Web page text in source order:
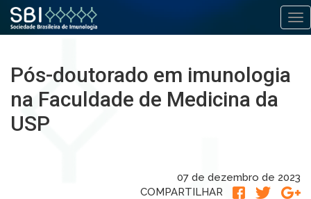
para
o
conteúdo
Pós-doutorado em imunologia
na Faculdade de Medicina da
USP
07 de dezembro de 2023
COMPARTILHAR